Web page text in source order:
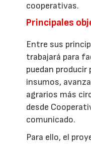
cooperativas.
Principales
Entre sus
trabajará para
puedan producir
insumos,
agrarios más
desde
comunicado.
Para ello, el